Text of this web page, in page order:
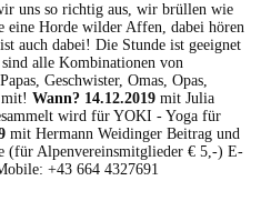
uns so richtig aus, wir brüllen wie
eine Horde wilder Affen, dabei hören
auch dabei! Die Stunde ist geeignet
alle Kombinationen von
Geschwister, Omas, Opas,
Wann? 14.12.2019 mit Julia
wird für YOKI - Yoga für
mit Hermann Weidinger Beitrag und
(für Alpenvereinsmitglieder € 5,-) E-
+43 664 4327691